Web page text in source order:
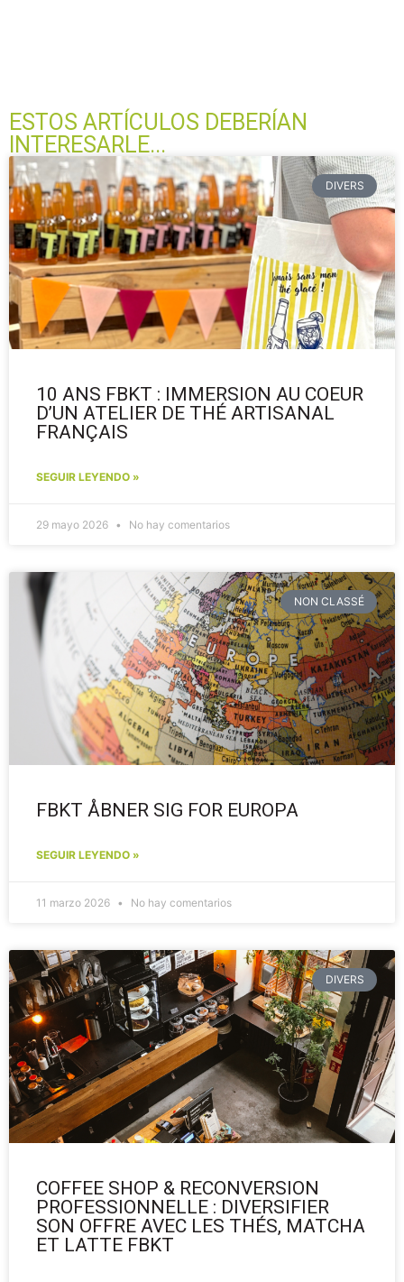
ESTOS ARTÍCULOS DEBERÍAN
INTERESARLE...
DIVERS
10 ANS FBKT : IMMERSION AU COEUR
D’UN ATELIER DE THÉ ARTISANAL
FRANÇAIS
SEGUIR LEYENDO »
29 mayo 2026 No hay comentarios
NON CLASSÉ
FBKT ÅBNER SIG FOR EUROPA
SEGUIR LEYENDO »
11 marzo 2026 No hay comentarios
DIVERS
COFFEE SHOP & RECONVERSION
PROFESSIONNELLE : DIVERSIFIER
SON OFFRE AVEC LES THÉS, MATCHA
ET LATTE FBKT